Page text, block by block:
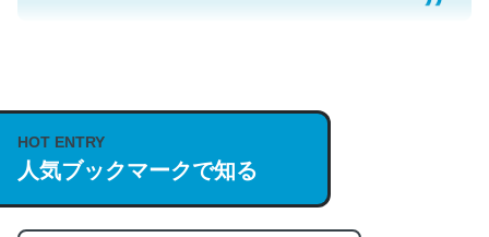
説してる記事が少ないので貴重な良記事。/続編来た
https://isobe324649.hatenablog.com/entry/2023/03/27
/064121
─GPTの仕組みと限界についての考察（１） - conceptualization
HOT ENTRY
人気ブックマークで知る